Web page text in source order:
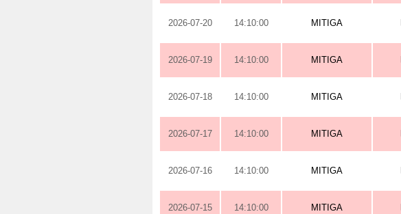
2026-07-20 14:10:00 MITIGA
2026-07-19 14:10:00 MITIGA
2026-07-18 14:10:00 MITIGA
2026-07-17 14:10:00 MITIGA
2026-07-16 14:10:00 MITIGA
2026-07-15 14:10:00 MITIGA